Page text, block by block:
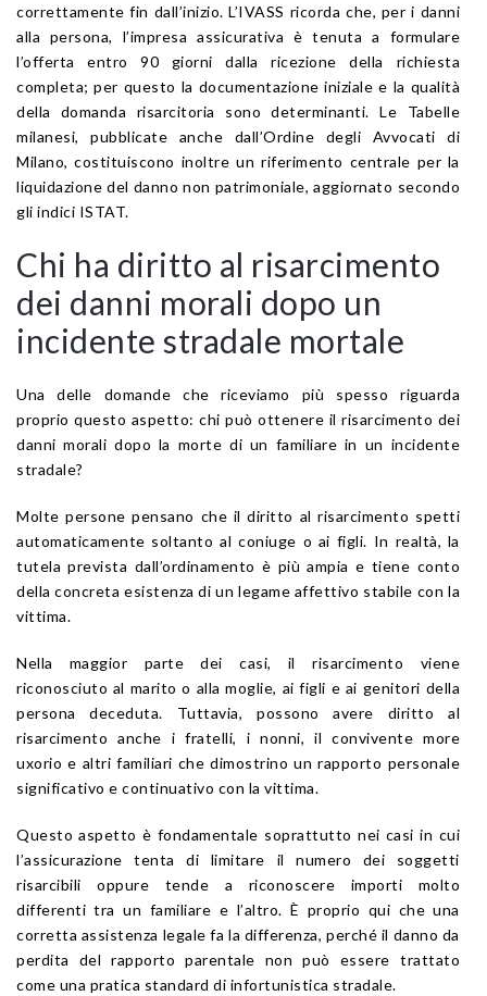
correttamente fin dall’inizio. L’IVASS ricorda che, per i danni
alla persona, l’impresa assicurativa è tenuta a formulare
l’offerta entro 90 giorni dalla ricezione della richiesta
completa; per questo la documentazione iniziale e la qualità
della domanda risarcitoria sono determinanti. Le Tabelle
milanesi, pubblicate anche dall’Ordine degli Avvocati di
Milano, costituiscono inoltre un riferimento centrale per la
liquidazione del danno non patrimoniale, aggiornato secondo
gli indici ISTAT.
Chi ha diritto al risarcimento
dei danni morali dopo un
incidente stradale mortale
Una delle domande che riceviamo più spesso riguarda
proprio questo aspetto: chi può ottenere il risarcimento dei
danni morali dopo la morte di un familiare in un incidente
stradale?
Molte persone pensano che il diritto al risarcimento spetti
automaticamente soltanto al coniuge o ai figli. In realtà, la
tutela prevista dall’ordinamento è più ampia e tiene conto
della concreta esistenza di un legame affettivo stabile con la
vittima.
Nella maggior parte dei casi, il risarcimento viene
riconosciuto al marito o alla moglie, ai figli e ai genitori della
persona deceduta. Tuttavia, possono avere diritto al
risarcimento anche i fratelli, i nonni, il convivente more
uxorio e altri familiari che dimostrino un rapporto personale
significativo e continuativo con la vittima.
Questo aspetto è fondamentale soprattutto nei casi in cui
l’assicurazione tenta di limitare il numero dei soggetti
risarcibili oppure tende a riconoscere importi molto
differenti tra un familiare e l’altro. È proprio qui che una
corretta assistenza legale fa la differenza, perché il danno da
perdita del rapporto parentale non può essere trattato
come una pratica standard di infortunistica stradale.